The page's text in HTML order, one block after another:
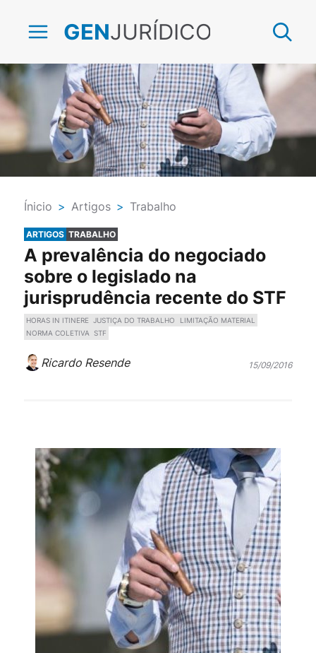
GENJURÍDICO
Ínicio > Artigos > Trabalho
ARTIGOS TRABALHO
A prevalência do negociado
sobre o legislado na
jurisprudência recente do STF
HORAS IN ITINERE JUSTIÇA DO TRABALHO
LIMITAÇÃO MATERIAL
NORMA COLETIVA STF
Ricardo Resende 15/09/2016